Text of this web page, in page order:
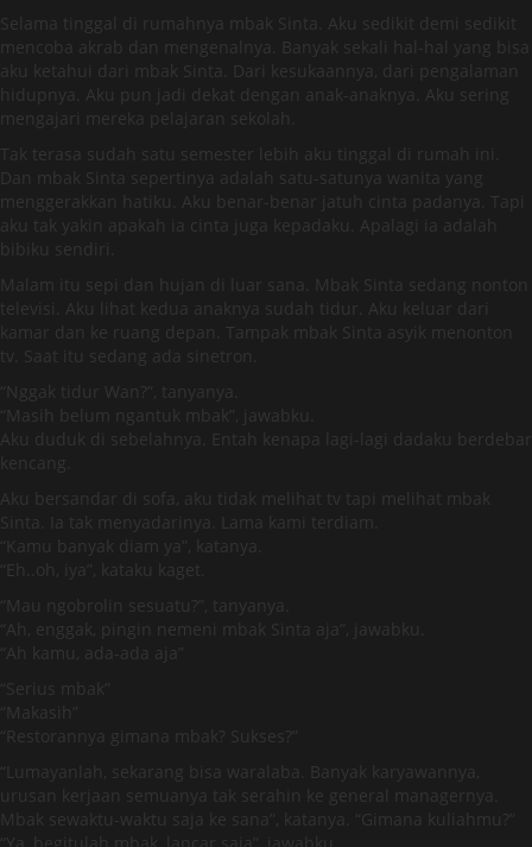
Selama tinggal di rumahnya mbak Sinta. Aku sedikit demi sedikit
mencoba akrab dan mengenalnya. Banyak sekali hal-hal yang bisa
aku ketahui dari mbak Sinta. Dari kesukaannya, dari pengalaman
hidupnya. Aku pun jadi dekat dengan anak-anaknya. Aku sering
mengajari mereka pelajaran sekolah.
Tak terasa sudah satu semester lebih aku tinggal di rumah ini.
Dan mbak Sinta sepertinya adalah satu-satunya wanita yang
menggerakkan hatiku. Aku benar-benar jatuh cinta padanya. Tapi
aku tak yakin apakah ia cinta juga kepadaku. Apalagi ia adalah
bibiku sendiri.
Malam itu sepi dan hujan di luar sana. Mbak Sinta sedang nonton
televisi. Aku lihat kedua anaknya sudah tidur. Aku keluar dari
kamar dan ke ruang depan. Tampak mbak Sinta asyik menonton
tv. Saat itu sedang ada sinetron.
“Nggak tidur Wan?”, tanyanya.
“Masih belum ngantuk mbak”, jawabku.
Aku duduk di sebelahnya. Entah kenapa lagi-lagi dadaku berdebar
kencang.
Aku bersandar di sofa, aku tidak melihat tv tapi melihat mbak
Sinta. Ia tak menyadarinya. Lama kami terdiam.
“Kamu banyak diam ya”, katanya.
“Eh..oh, iya”, kataku kaget.
“Mau ngobrolin sesuatu?”, tanyanya.
“Ah, enggak, pingin nemeni mbak Sinta aja”, jawabku.
“Ah kamu, ada-ada aja”
“Serius mbak”
“Makasih”
“Restorannya gimana mbak? Sukses?”
“Lumayanlah, sekarang bisa waralaba. Banyak karyawannya,
urusan kerjaan semuanya tak serahin ke general managernya.
Mbak sewaktu-waktu saja ke sana”, katanya. “Gimana kuliahmu?”